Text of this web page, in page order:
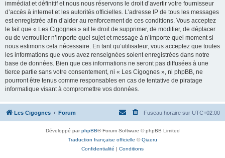
immédiat et définitif et nous nous réservons le droit d’avertir votre fournisseur
d’accès à internet et les autorités officielles. L’adresse IP de tous les messages
est enregistrée afin d’aider au renforcement de ces conditions. Vous acceptez
le fait que « Les Cigognes » ait le droit de supprimer, de modifier, de déplacer
ou de verrouiller n’importe quel sujet et message à n’importe quel moment si
nous estimons cela nécessaire. En tant qu’utilisateur, vous acceptez que toutes
les informations que vous avez renseignées soient enregistrées dans notre
base de données. Bien que ces informations ne seront pas diffusées à une
tierce partie sans votre consentement, ni « Les Cigognes », ni phpBB, ne
pourront être tenus comme responsables en cas de tentative de piratage
informatique visant à compromettre vos données.
Les Cigognes Forum Fuseau horaire sur UTC+02:00
Développé parphpBB® Forum Software © phpBB Limited
Traduction française officielle ©Qiaeru
Confidentialité | Conditions